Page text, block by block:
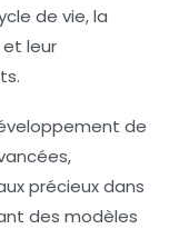
de vie, la
leur
de
précieux dans
des modèles